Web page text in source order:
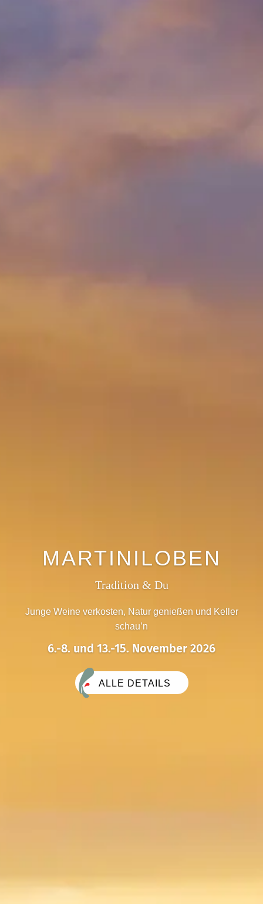
MARTINILOBEN
Tradition & Du
Junge Weine verkosten, Natur genießen und Keller
schau’n
6.-8. und 13.-15. November 2026
ALLE DETAILS